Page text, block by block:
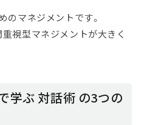
のマネジメントです。
視型マネジメントが大きく
学ぶ 対話術 の3つの